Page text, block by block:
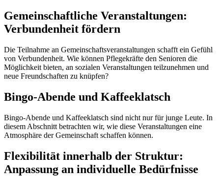
Gemeinschaftliche Veranstaltungen:
Verbundenheit fördern
Die Teilnahme an Gemeinschaftsveranstaltungen schafft ein Gefühl
von Verbundenheit. Wie können Pflegekräfte den Senioren die
Möglichkeit bieten, an sozialen Veranstaltungen teilzunehmen und
neue Freundschaften zu knüpfen?
Bingo-Abende und Kaffeeklatsch
Bingo-Abende und Kaffeeklatsch sind nicht nur für junge Leute. In
diesem Abschnitt betrachten wir, wie diese Veranstaltungen eine
Atmosphäre der Gemeinschaft schaffen können.
Flexibilität innerhalb der Struktur:
Anpassung an individuelle Bedürfnisse